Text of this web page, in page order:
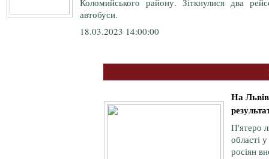
Коломийського району. Зіткнулися два
автобуси.
18.03.2023 14:00:00
На
П'ятеро
області
росіян